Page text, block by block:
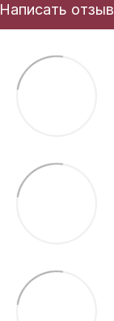
Написать отзыв